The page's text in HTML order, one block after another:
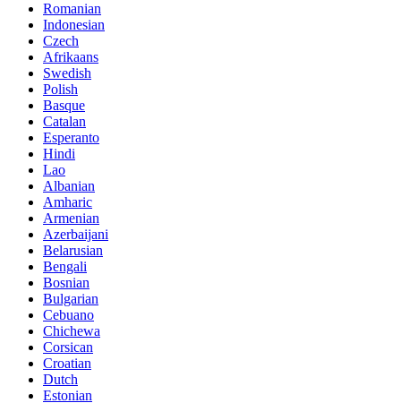
Romanian
Indonesian
Czech
Afrikaans
Swedish
Polish
Basque
Catalan
Esperanto
Hindi
Lao
Albanian
Amharic
Armenian
Azerbaijani
Belarusian
Bengali
Bosnian
Bulgarian
Cebuano
Chichewa
Corsican
Croatian
Dutch
Estonian